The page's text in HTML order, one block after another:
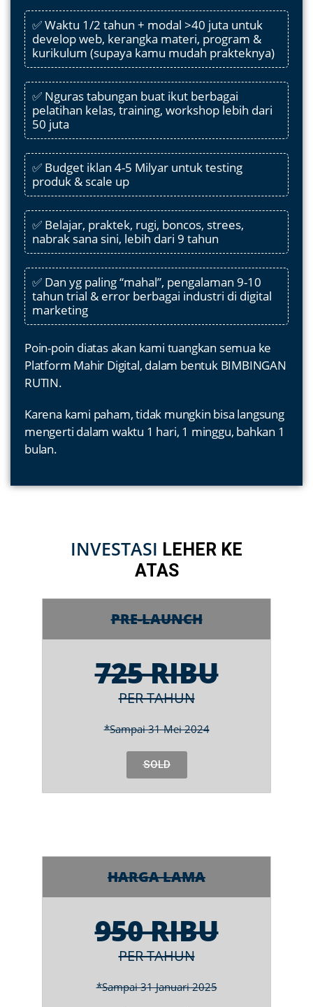
✅ Waktu 1/2 tahun + modal >40 juta untuk
develop web, kerangka materi, program &
kurikulum (supaya kamu mudah prakteknya)
✅ Nguras tabungan buat ikut berbagai
pelatihan kelas, training, workshop lebih dari
50 juta
✅ Budget iklan 4-5 Milyar untuk testing
produk & scale up
✅ Belajar, praktek, rugi, boncos, strees,
nabrak sana sini, lebih dari 9 tahun
✅ Dan yg paling “mahal”, pengalaman 9-10
tahun trial & error berbagai industri di digital
marketing
Poin-poin diatas akan kami tuangkan semua ke
Platform Mahir Digital, dalam bentuk BIMBINGAN
RUTIN.
Karena kami paham, tidak mungkin bisa langsung
mengerti dalam waktu 1 hari, 1 minggu, bahkan 1
bulan.
INVESTASI LEHER KE
ATAS
PRE-LAUNCH
725 RIBU
PER TAHUN
*Sampai 31 Mei 2024
SOLD
HARGA LAMA
950 RIBU
PER TAHUN
*Sampai 31 Januari 2025